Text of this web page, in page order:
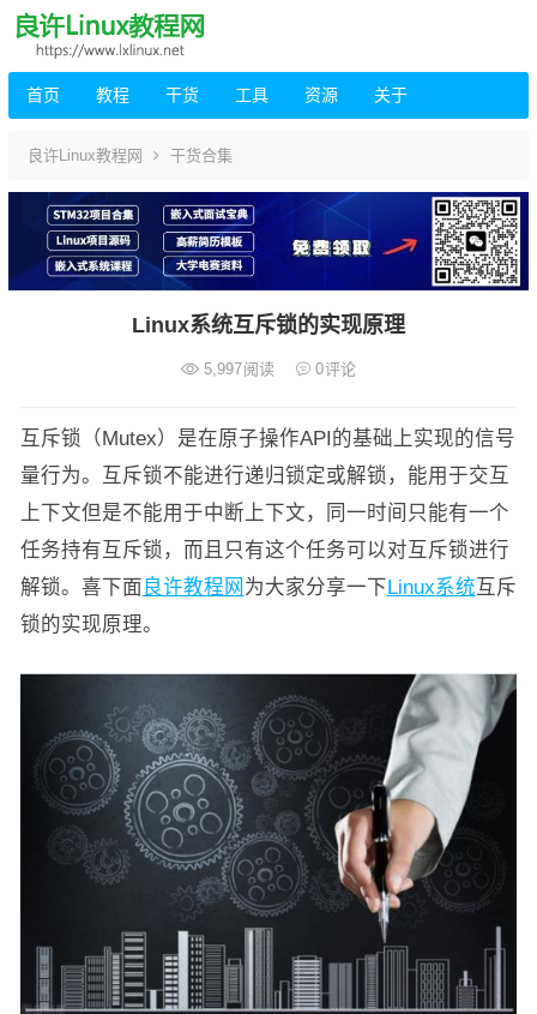
首页 教程 干货 工具 资源 关于
良许Linux教程网 干货合集
Linux系统互斥锁的实现原理
5,997阅读 0评论
互斥锁（Mutex）是在原子操作API的基础上实现的信号
量行为。互斥锁不能进行递归锁定或解锁，能用于交互
上下文但是不能用于中断上下文，同一时间只能有一个
任务持有互斥锁，而且只有这个任务可以对互斥锁进行
解锁。喜下面 良许教程网 为大家分享一下Linux系统互斥
锁的实现原理。